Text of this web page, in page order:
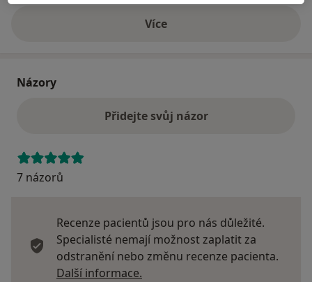
Víceo adrese
Názory
Přidejte svůj názor
7 názorů
Recenze pacientů jsou pro nás důležité.
Specialisté nemají možnost zaplatit za
odstranění nebo změnu recenze pacienta.
Další informace.